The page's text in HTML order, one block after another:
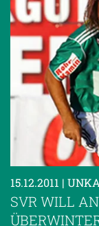
15.12.2011 |
SVR WILL